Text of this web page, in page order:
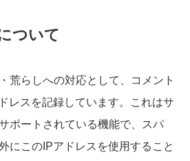
ついて
荒らしへの対応として、コメント
レスを記録しています。これはサ
ポートされている機能で、スパ
にこのIPアドレスを使用すること